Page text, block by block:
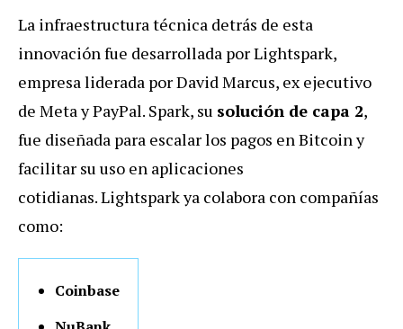
La infraestructura técnica detrás de esta
innovación fue desarrollada por Lightspark,
empresa liderada por David Marcus, ex ejecutivo
de Meta y PayPal. Spark, su solución de capa 2,
fue diseñada para escalar los pagos en Bitcoin y
facilitar su uso en aplicaciones
cotidianas.Lightspark ya colabora con compañías
como:
Coinbase